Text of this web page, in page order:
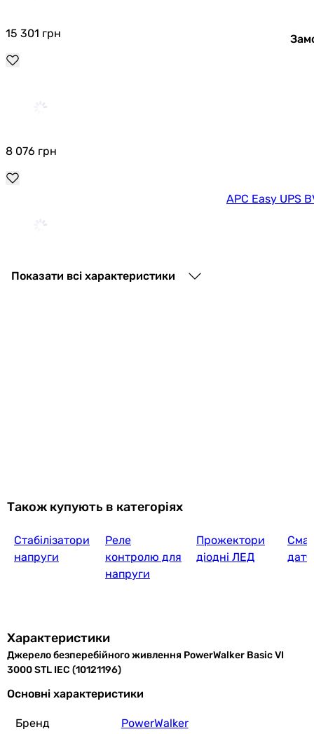
15 301 грн
8 076 грн
APC Easy UPS
8 899
15 840грн
Показати всі характеристики
Також купують в категоріях
Стабілізатори
напруги
Реле
контролю для
напруги
Прожектори
діодні ЛЕД
Характеристики
Джерело безперебійного живлення PowerWalker Basic VI
3000 STL IEC (10121196)
Основні характеристики
Бренд PowerWalker